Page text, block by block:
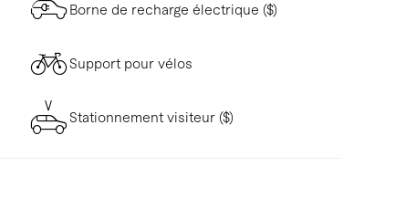
Borne de recharge électrique ($)
Support pour vélos
Stationnement visiteur ($)